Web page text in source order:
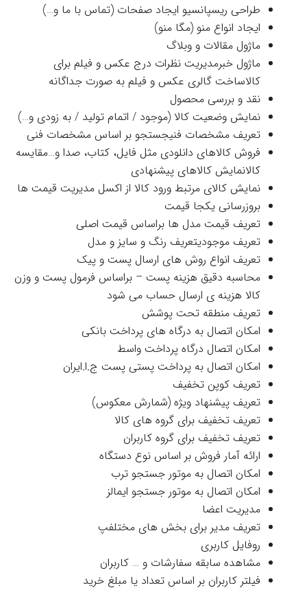
طراحی ریسپانسیو ایجاد صفحات (تماس با ما و…)
ایجاد انواع منو (مگا منو)
ماژول مقالات و وبلاگ
ماژول خبرمدیریت نظرات درج عکس و فیلم برای
کالاساخت گالری عکس و فیلم به صورت جداگانه
نقد و بررسی محصول
نمایش وضعیت کالا (موجود / اتمام تولید / به زودی و…)
تعریف مشخصات فنیجستجو بر اساس مشخصات فنی
فروش کالاهای دانلودی مثل فایل، کتاب، صدا و…مقایسه
کالانمایش کالاهای پیشنهادی
نمایش کالای مرتبط ورود کالا از اکسل مدیریت قیمت ها
بروزرسانی یکجا قیمت
تعریف قیمت مدل ها براساس قیمت اصلی
تعریف موجودیتعریف رنگ و سایز و مدل
تعریف انواع روش های ارسال پست و پیک
محاسبه دقیق هزینه پست – براساس فرمول پست و وزن
کالا هزینه ی ارسال حساب می شود
تعریف منطقه تحت پوشش
امکان اتصال به درگاه های پرداخت بانکی
امکان اتصال درگاه پرداخت واسط
امکان اتصال به پرداخت پستی پست ج.ا.ایران
تعریف کوپن تخفیف
تعریف پیشنهاد ویژه (شمارش معکوس)
تعریف تخفیف برای گروه های کالا
تعریف تخفیف برای گروه کاربران
ارائه آمار فروش بر اساس نوع دستگاه
امکان اتصال به موتور جستجو ترب
امکان اتصال به موتور جستجو ایمالز
مدیریت اعضا
تعریف مدیر برای بخش های مختلفپ
روفایل کاربری
مشاهده سابقه سفارشات و … کاربران
فیلتر کاربران بر اساس تعداد یا مبلغ خرید